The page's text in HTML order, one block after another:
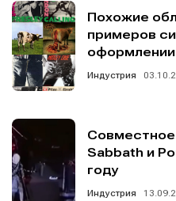
Похожие
примеров
Индустрия
Совместное
Sabbath и
году
Индустрия